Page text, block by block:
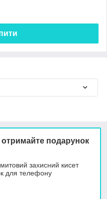
отримайте подарунок
захисний кисет
для телефону